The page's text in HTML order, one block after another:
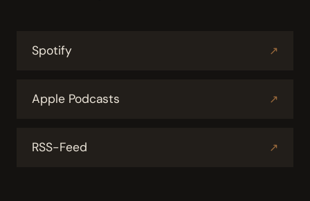
Spotify ↗
Apple Podcasts ↗
RSS-Feed ↗